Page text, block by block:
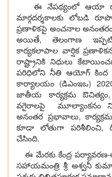
ఈ నేపథ్యంలో ఆయా
మార్గదర్శకాలకు లోబడి
ప్రణాళికపై అంచనాల
అయితే, తెలంగాణ
కార్యకలాపాల వార్షిక
రాష్ట్రానికి నిధులు
పరిధిలోని నీతి ఆయోగ్‌ కింద
కార్యాలయం (డిఎంఇఒ)
జాతీయ కార్యక్రమ ఔచిత్యం,
వగైరాలపై మూల్యాంకనం
అనంతర ప్రభావాలు,
కూడా లోతుగా పరిశీలించి,
చేసింది.
ఈ మేరకు కేంద్ర
సహాయమంత్రి శ్రీ అశ్వనీ